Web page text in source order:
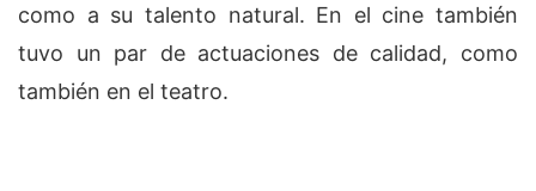
como a su talento natural. En el cine también
tuvo un par de actuaciones de calidad, como
también en el teatro.